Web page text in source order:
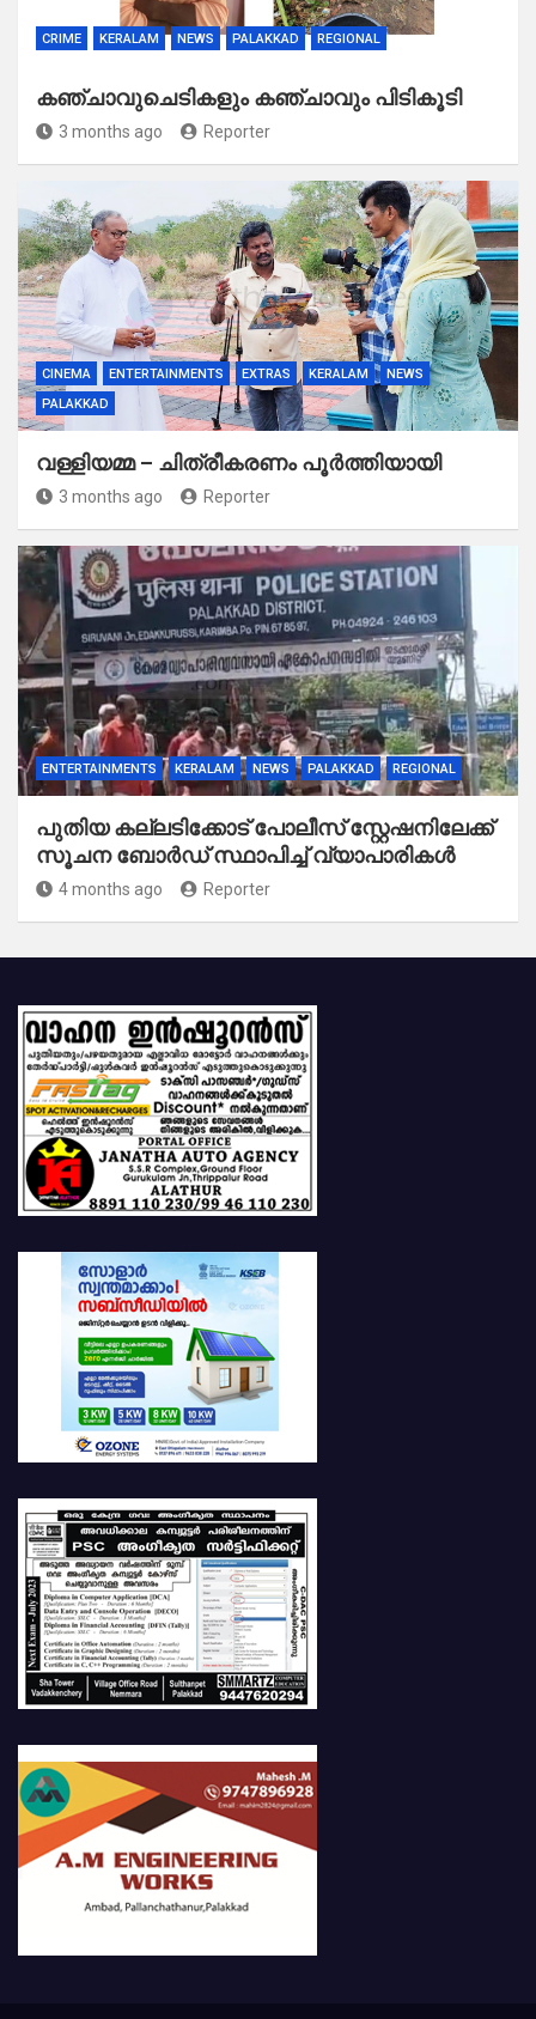
CRIME KERALAM NEWS PALAKKAD REGIONAL
കഞ്ചാവുചെടികളും കഞ്ചാവും പിടികൂടി
3 months ago Reporter
CINEMA ENTERTAINMENTS EXTRAS KERALAM
NEWS
PALAKKAD
വള്ളിയമ്മ – ചിത്രീകരണം പൂർത്തിയായി
3 months ago Reporter
ENTERTAINMENTS KERALAM NEWS PALAKKAD REGIONAL
പുതിയ കല്ലടിക്കോട് പോലീസ് സ്റ്റേഷനിലേക്ക്
സൂചന ബോർഡ് സ്ഥാപിച്ച് വ്യാപാരികൾ
4 months ago Reporter